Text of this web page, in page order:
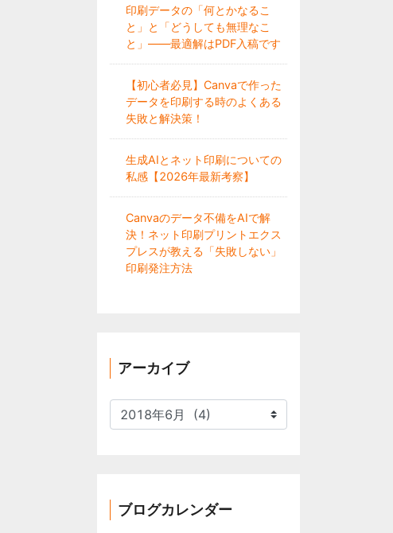
印刷データの「何とかなるこ
と」と「どうしても無理なこ
と」——最適解はPDF入稿です
【初心者必見】Canvaで作った
データを印刷する時のよくある
失敗と解決策！
生成AIとネット印刷についての
私感【2026年最新考察】
Canvaのデータ不備をAIで解
決！ネット印刷プリントエクス
プレスが教える「失敗しない」
印刷発注方法
アーカイブ
ア
ー
ブログカレンダー